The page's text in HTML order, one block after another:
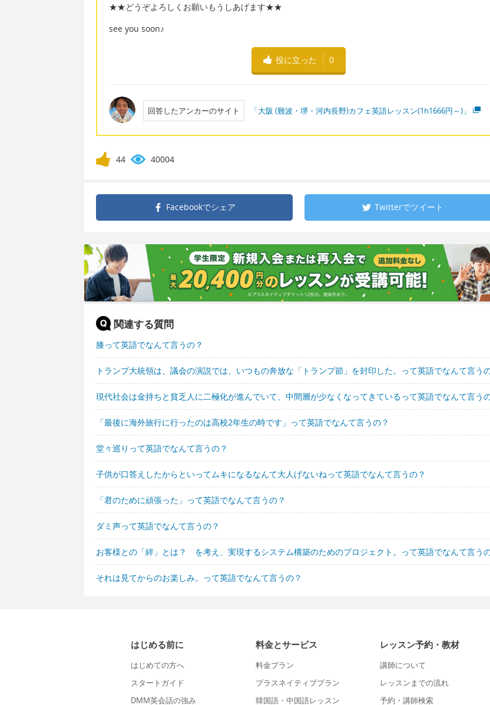
★★どうぞよろしくお願いもうしあげます★★
see you soon♪
役に立った 0
回答したアンカーのサイト 「大阪 (難波・堺・河内長野)カフェ英語レッスン(1h1666円～)」
44 40004
Facebookでシェア Twitterでツイート
関連する質問
膝って英語でなんて言うの？
トランプ大統領は、議会の演説では、いつもの奔放な「トランプ節」を封印した。って英語でなんて言う
現代社会は金持ちと貧乏人に二極化が進んでいて、中間層が少なくなってきているって英語でなんて言う
「最後に海外旅行に行ったのは高校2年生の時です」って英語でなんて言うの？
堂々巡りって英語でなんて言うの？
子供が口答えしたからといってムキになるなんて大人げないねって英語でなんて言うの？
「君のために頑張った」って英語でなんて言うの？
ダミ声って英語でなんて言うの？
お客様との「絆」とは？ を考え、実現するシステム構築のためのプロジェクト。って英語でなんて言う
それは見てからのお楽しみ。って英語でなんて言うの？
はじめる前に
はじめての方へ
スタートガイド
DMM英会話の強み
料金とサービス
料金プラン
プラスネイティブプラン
韓国語・中国語レッスン
レッスン予約・教材
講師について
レッスンまでの流れ
予約・講師検索